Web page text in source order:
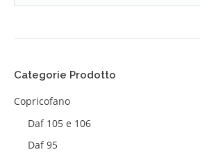
Categorie Prodotto
Copricofano
Daf 105 e 106
Daf 95